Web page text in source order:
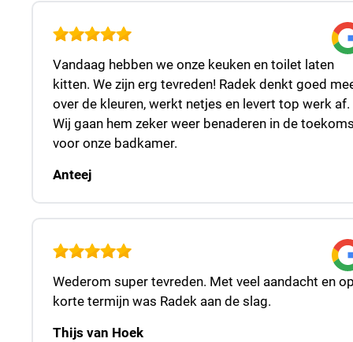
Vandaag hebben we onze keuken en toilet laten
kitten. We zijn erg tevreden! Radek denkt goed
over de kleuren, werkt netjes en levert top werk af.
Wij gaan hem zeker weer benaderen in de
voor onze badkamer.
Anteej
Wederom super tevreden. Met veel aandacht en
korte termijn was Radek aan de slag.
Thijs van Hoek